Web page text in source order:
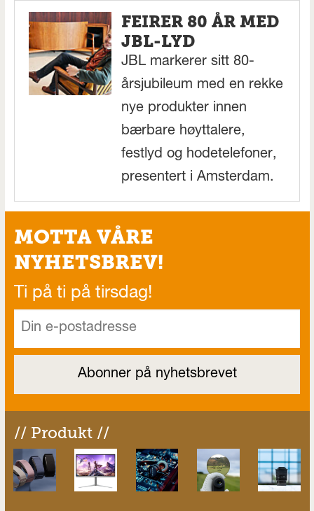
FEIRER 80 ÅR MED
JBL-LYD
JBL markerer sitt 80-
årsjubileum med en rekke
nye produkter innen
bærbare høyttalere,
festlyd og hodetelefoner,
presentert i Amsterdam.
MOTTA VÅRE
NYHETSBREV!
Ti på ti på tirsdag!
// Produkt //